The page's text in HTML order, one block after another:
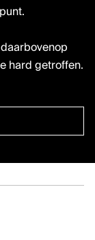
hard getroffen.